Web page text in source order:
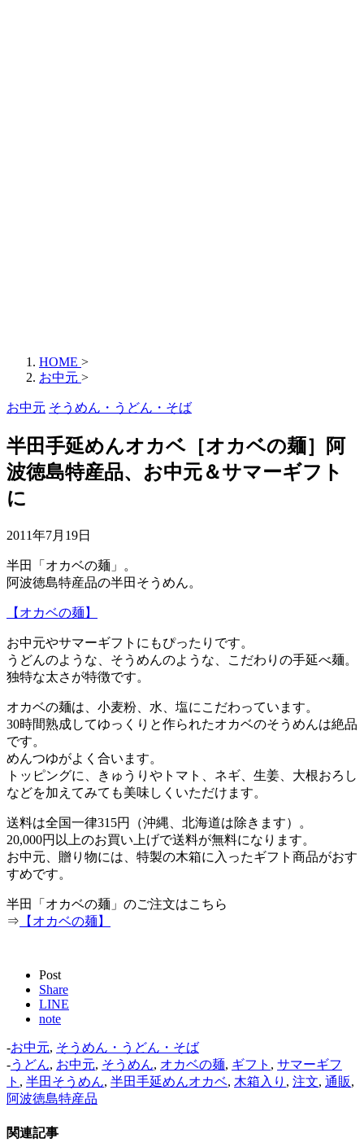
HOME >
お中元 >
お中元 そうめん・うどん・そば
半田手延めんオカベ［オカベの麺］阿
波徳島特産品、お中元＆サマーギフト
に
2011年7月19日
半田「オカベの麺」。
阿波徳島特産品の半田そうめん。
【オカベの麺】
お中元やサマーギフトにもぴったりです。
うどんのような、そうめんのような、こだわりの手延べ麺。
独特な太さが特徴です。
オカベの麺は、小麦粉、水、塩にこだわっています。
30時間熟成してゆっくりと作られたオカベのそうめんは絶品
です。
めんつゆがよく合います。
トッピングに、きゅうりやトマト、ネギ、生姜、大根おろし
などを加えてみても美味しくいただけます。
送料は全国一律315円（沖縄、北海道は除きます）。
20,000円以上のお買い上げで送料が無料になります。
お中元、贈り物には、特製の木箱に入ったギフト商品がおす
すめです。
半田「オカベの麺」のご注文はこちら
⇒ 【オカベの麺】
Post
Share
LINE
note
-お中元, そうめん・うどん・そば
-うどん, お中元, そうめん, オカベの麺, ギフト , サマーギフ
ト , 半田そうめん, 半田手延めんオカベ, 木箱入り , 注文, 通販,
阿波徳島特産品
関連記事